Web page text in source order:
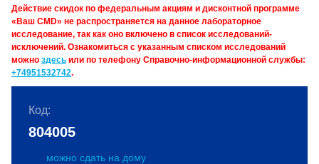
Действие скидок по федеральным акциям и дисконтной программе
«Ваш CMD» не распространяется на данное лабораторное
исследование, так как оно включено в список исследований-
исключений. Ознакомиться с указанным списком исследований
можно здесь или по телефону Справочно-информационной службы:
+74951532742.
Код:
804005
можно сдать на дому